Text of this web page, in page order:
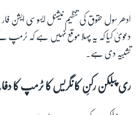
ادھر سول حقوق کی تنظیم نیشنل ایسوسی
دعویٰ کیا کہ یہ پہلا موقع نہیں ہے کہ
تشبیہ دی ہے۔
ری پبلکن رکنِ کانگریس کا ٹرمپ کا